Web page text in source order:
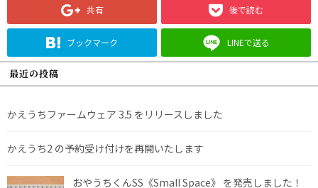
共有 後で読む
ブックマーク LINEで送る
最近の投稿
かえうちファームウェア 3.5 をリリースしました
かえうち2 の予約受け付けを再開いたします
おやうちくんSS《Small Space》 を発売しました！